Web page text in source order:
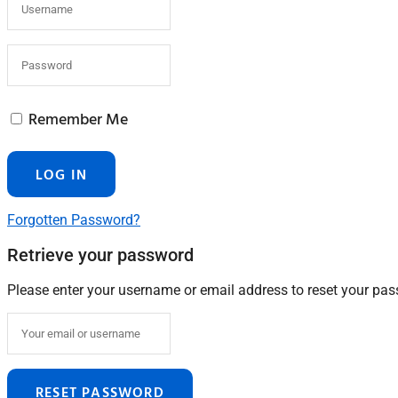
Remember Me
Forgotten Password?
Retrieve your password
Please enter your username or email address to reset your